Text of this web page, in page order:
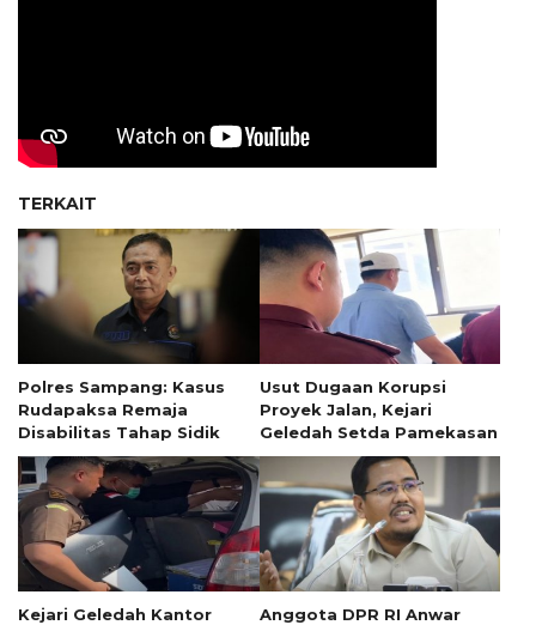
TERKAIT
Polres Sampang: Kasus
Rudapaksa Remaja
Disabilitas Tahap Sidik
Usut Dugaan Korupsi
Proyek Jalan, Kejari
Geledah Setda Pamekasan
Kejari Geledah Kantor
Anggota DPR RI Anwar